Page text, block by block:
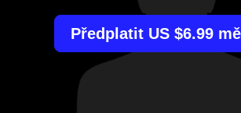
Předplatit US $6.99